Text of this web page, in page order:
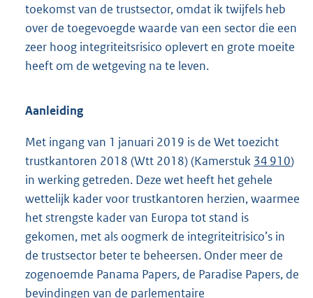
toekomst van de trustsector, omdat ik twijfels heb
over de toegevoegde waarde van een sector die een
zeer hoog integriteitsrisico oplevert en grote moeite
heeft om de wetgeving na te leven.
Aanleiding
Met ingang van 1 januari 2019 is de Wet toezicht
trustkantoren 2018 (Wtt 2018) (Kamerstuk 34 910)
in werking getreden. Deze wet heeft het gehele
wettelijk kader voor trustkantoren herzien, waarmee
het strengste kader van Europa tot stand is
gekomen, met als oogmerk de integriteitrisico’s in
de trustsector beter te beheersen. Onder meer de
zogenoemde Panama Papers, de Paradise Papers, de
bevindingen van de parlementaire